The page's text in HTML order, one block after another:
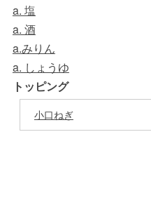
a. 塩
a. 酒
a.みりん
a. しょうゆ
トッピング
小口ねぎ